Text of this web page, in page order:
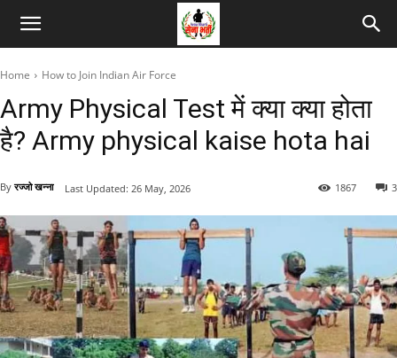
Home How to Join Indian Air Force
Army Physical Test में क्या क्या होता
है? Army physical kaise hota hai
By रज्जो खन्ना 3
1867
Last Updated: 26 May, 2026